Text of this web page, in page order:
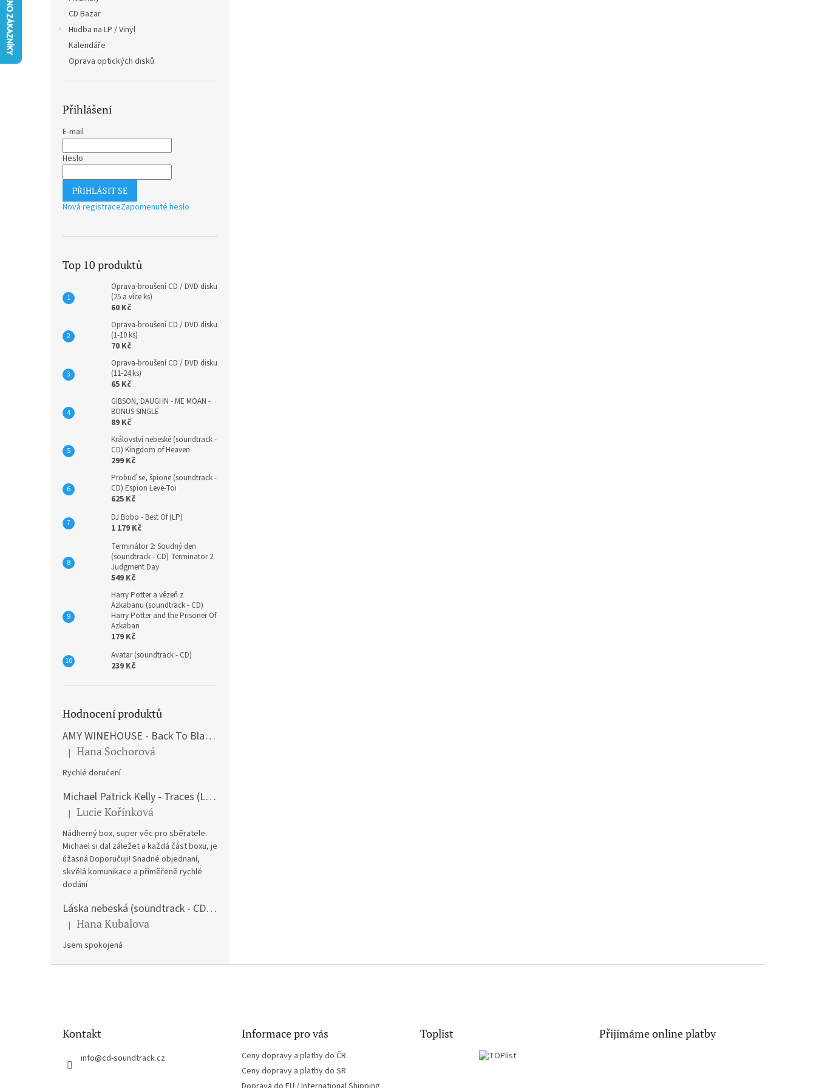
CD Bazar
Hudba na LP / Vinyl
Kalendáře
Oprava optických disků
Přihlášení
E-mail
Heslo
PŘIHLÁSIT SE
Nová registraceZapomenuté heslo
Top 10 produktů
Oprava-broušení CD / DVD disku
(25 a více ks)
60 Kč
Oprava-broušení CD / DVD disku
(1-10 ks)
70 Kč
Oprava-broušení CD / DVD disku
(11-24 ks)
65 Kč
GIBSON, DAUGHN - ME MOAN -
BONUS SINGLE
89 Kč
Království nebeské (soundtrack -
CD) Kingdom of Heaven
299 Kč
Probuď se, špione (soundtrack -
CD) Espion Leve-Toi
625 Kč
DJ Bobo - Best Of (LP)
1 179 Kč
Terminátor 2: Soudný den
(soundtrack - CD) Terminator 2:
Judgment Day
549 Kč
Harry Potter a vězeň z
Azkabanu (soundtrack - CD)
Harry Potter and the Prisoner Of
Azkaban
179 Kč
Avatar (soundtrack - CD)
239 Kč
Hodnocení produktů
AMY WINEHOUSE - Back To Black (LP)
Hodnocení produktu je 5 z 5 hvězdiček.
| Hana Sochorová
Rychlé doručení
Michael Patrick Kelly - Traces (Limited Edition) (Premium Box-Set) (LP)
Hodnocení produktu je 5 z 5 hvězdiček.
| Lucie Kořínková
Nádherný box, super věc pro sběratele.
Michael si dal záležet a každá část boxu, je
úžasná Doporučuji! Snadné objednaní,
skvělá komunikace a přiměřeně rychlé
dodání
Láska nebeská (soundtrack - CD) Love Actually
Hodnocení produktu je 5 z 5 hvězdiček.
| Hana Kubalova
Jsem spokojená
Kontakt
info@cd-soundtrack.cz
Informace pro vás
Ceny dopravy a platby do ČR
Ceny dopravy a platby do SR
Toplist Přijímáme online platby